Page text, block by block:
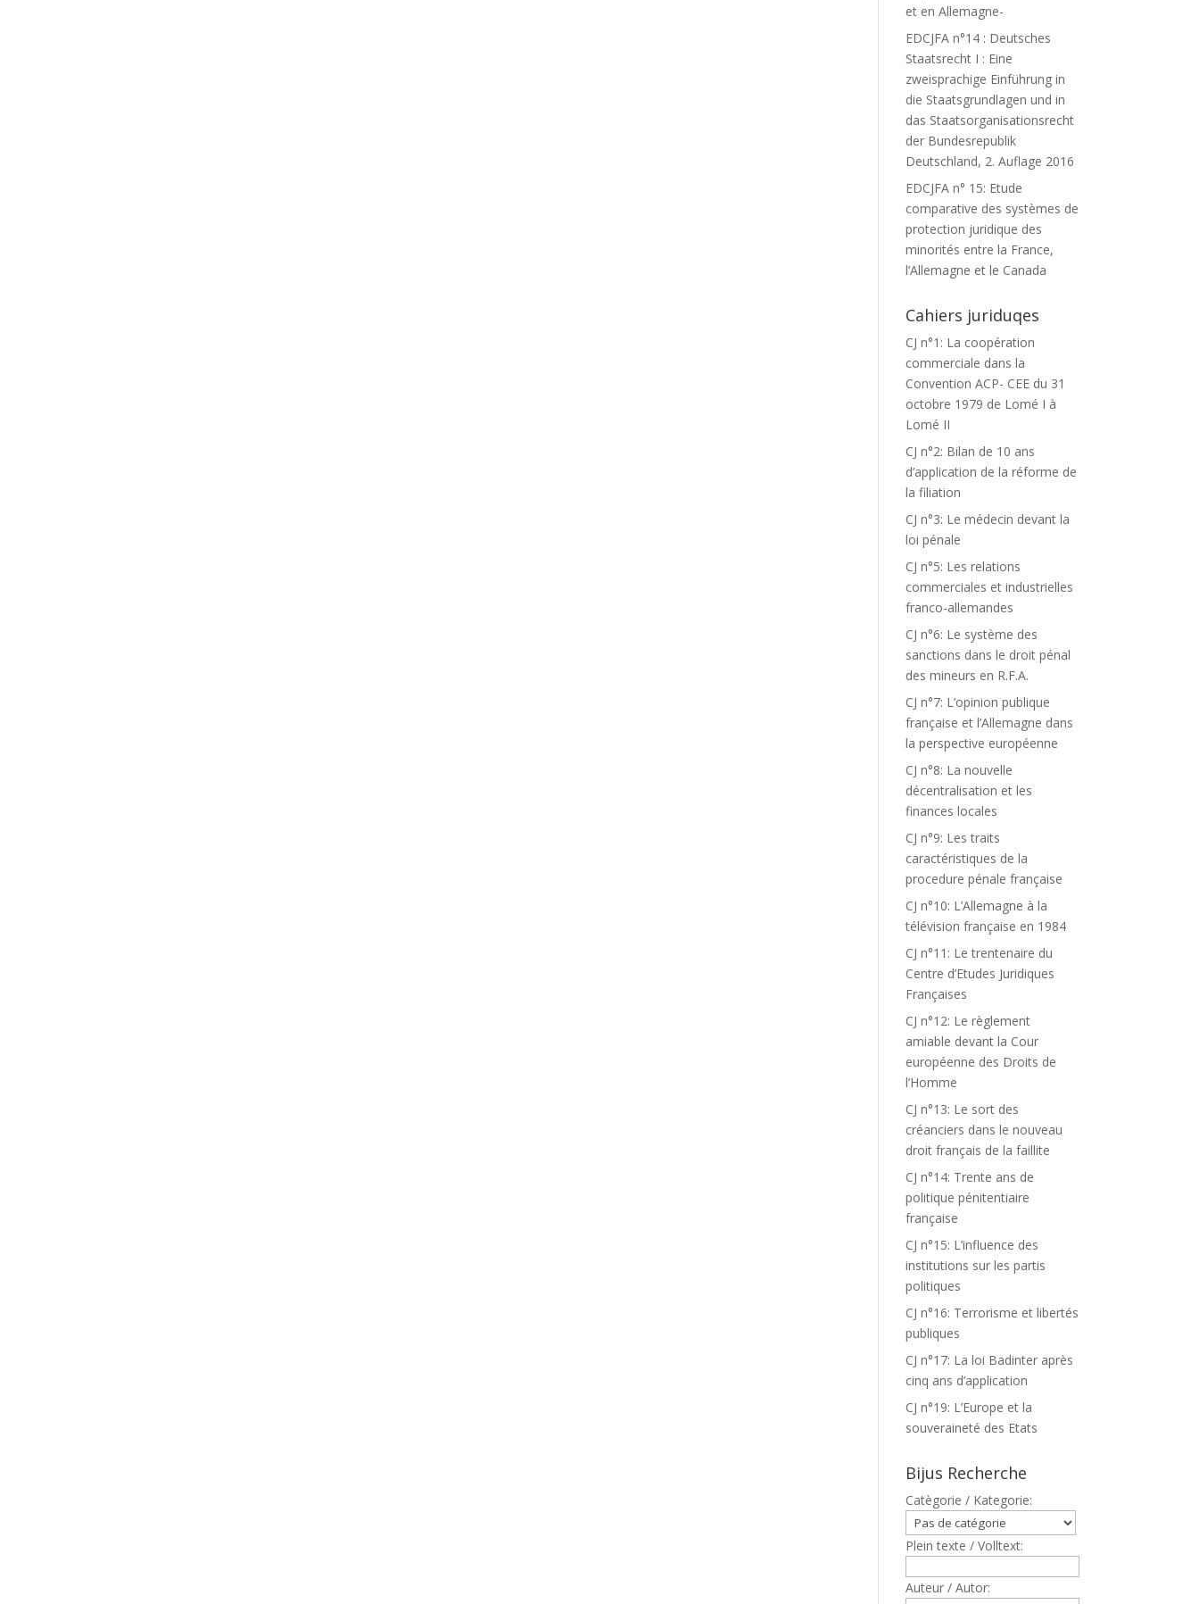
et en Allemagne-
EDCJFA n°14 : Deutsches
Staatsrecht I : Eine
zweisprachige Einführung in
die Staatsgrundlagen und in
das Staatsorganisationsrecht
der Bundesrepublik
Deutschland, 2. Auflage 2016
EDCJFA n° 15: Etude
comparative des systèmes de
protection juridique des
minorités entre la France,
l’Allemagne et le Canada
Cahiers juriduqes
CJ n°1: La coopération
commerciale dans la
Convention ACP- CEE du 31
octobre 1979 de Lomé I à
Lomé II
CJ n°2: Bilan de 10 ans
d’application de la réforme de
la filiation
CJ n°3: Le médecin devant la
loi pénale
CJ n°5: Les relations
commerciales et industrielles
franco-allemandes
CJ n°6: Le système des
sanctions dans le droit pénal
des mineurs en R.F.A.
CJ n°7: L’opinion publique
française et l’Allemagne dans
la perspective européenne
CJ n°8: La nouvelle
décentralisation et les
finances locales
CJ n°9: Les traits
caractéristiques de la
procedure pénale française
CJ n°10: L’Allemagne à la
télévision française en 1984
CJ n°11: Le trentenaire du
Centre d’Etudes Juridiques
Françaises
CJ n°12: Le règlement
amiable devant la Cour
européenne des Droits de
l’Homme
CJ n°13: Le sort des
créanciers dans le nouveau
droit français de la faillite
CJ n°14: Trente ans de
politique pénitentiaire
française
CJ n°15: L’influence des
institutions sur les partis
politiques
CJ n°16: Terrorisme et libertés
publiques
CJ n°17: La loi Badinter après
cinq ans d’application
CJ n°19: L’Europe et la
souveraineté des Etats
Bijus Recherche
Catègorie / Kategorie:
Plein texte / Volltext:
Auteur / Autor: